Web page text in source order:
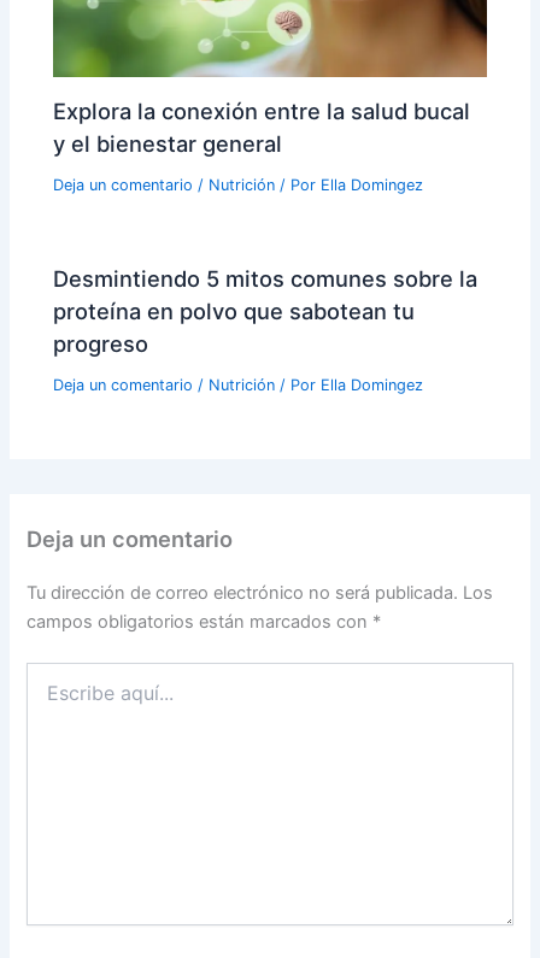
Explora la conexión entre la salud bucal
y el bienestar general
Deja un comentario / Nutrición / Por Ella Domingez
Desmintiendo 5 mitos comunes sobre la
proteína en polvo que sabotean tu
progreso
Deja un comentario / Nutrición / Por Ella Domingez
Deja un comentario
Tu dirección de correo electrónico no será publicada. Los
campos obligatorios están marcados con *
aquí...